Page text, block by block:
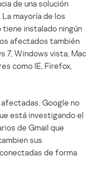
de una solución
mayoría de los
instalado ningún
afectados también
7, Windows vista, Mac
como IE, Firefox,
Google no
está investigando el
de Gmail que
sus
de forma